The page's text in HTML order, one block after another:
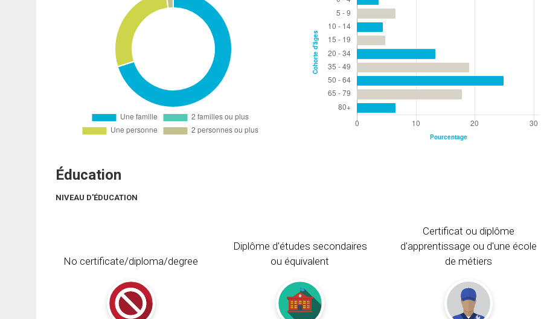
Éducation
NIVEAU D'ÉDUCATION
No certificate/diploma/degree
Diplôme d'études secondaires
ou équivalent
Certificat ou diplôme
d'apprentissage ou d'une école
de métiers